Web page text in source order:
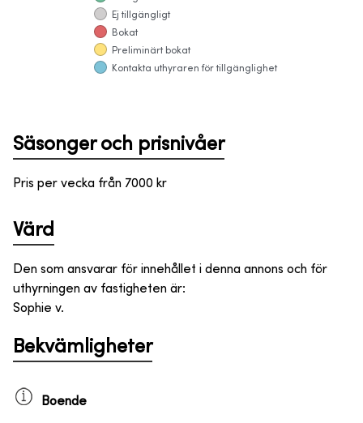
Ej tillgängligt
Bokat
Preliminärt bokat
Kontakta uthyraren för tillgänglighet
Säsonger och prisnivåer
Pris per vecka från 7000 kr
Värd
Den som ansvarar för innehållet i denna annons och för
uthyrningen av fastigheten är:
Sophie v.
Bekvämligheter
Boende